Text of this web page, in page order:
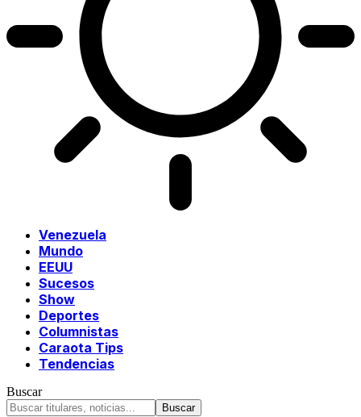
Venezuela
Mundo
EEUU
Sucesos
Show
Deportes
Columnistas
Caraota Tips
Tendencias
Buscar